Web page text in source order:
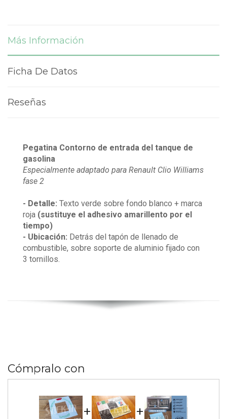
Más Información
Ficha De Datos
Reseñas
Pegatina Contorno de entrada del tanque de
gasolina
Especialmente adaptado para Renault Clio Williams
fase 2
- Detalle: Texto verde sobre fondo blanco + marca
roja (sustituye el adhesivo amarillento por el
tiempo)
- Ubicación: Detrás del tapón de llenado de
combustible, sobre soporte de aluminio fijado con
3 tornillos.
Cómpralo con
+ +